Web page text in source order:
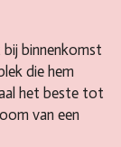
bij binnenkomst
die hem
het beste tot
van een